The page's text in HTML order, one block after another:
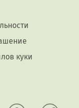
куки